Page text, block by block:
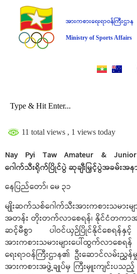
အားကစားရေးရာဝန်ကြီးဌာန
Ministry of Sports Affairs
11 total views , 1 views today
Nay Pyi Taw Amateur & Junior
ဂေါက်သီးရိုက်ပြိုင်ပွဲ ဆုချီးမြှင့်ပွဲအခမ်းအန
နေပြည်တော်၊ မေ ၃၁
မျိုးဆက်သစ်ဂေါက်သီးအားကစားသ
အတန်း တိုးတက်လာစေရန်၊ နိုင်ငံတကာအာ
ဆင့်မီစွာ ပါဝင်ယှဉ်ပြိုင်နိုင်စေရန်
အားကစားသမားများပေါ်ထွက်လာစ
ရေးရာဝန်ကြီးဌာန၏ ဦးဆောင်လမ်းညွှန်
အားကစားအဖွဲ့ချုပ်မှ ကြီးမှူးကျင်းပသည့်